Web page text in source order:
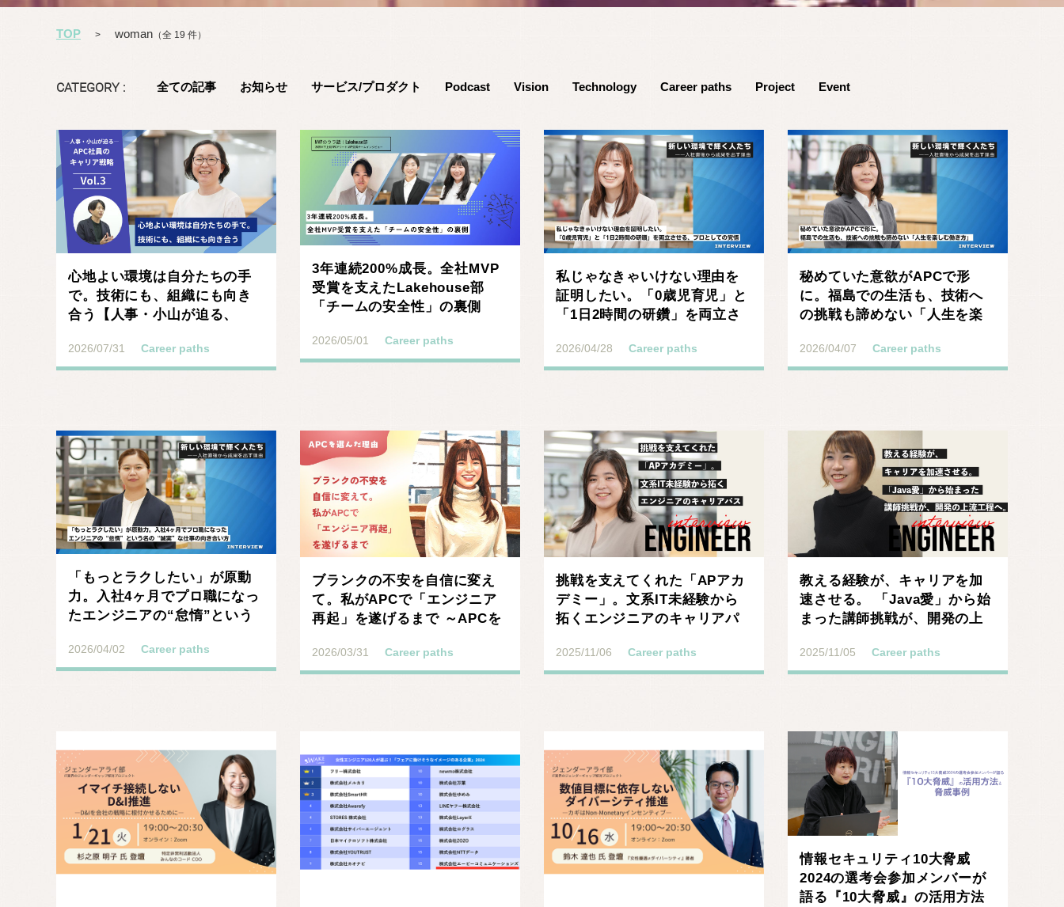
TOP > woman （全 19 件）
CATEGORY : 全ての記事 お知らせ サービス/プロダクト Podcast Vision Technology Career paths Project Event
心地よい環境は自分たちの手
で。技術にも、組織にも向き
合う【人事・小山が迫る、
2026/07/31 Career paths
3年連続200%成長。全社MVP
受賞を支えたLakehouse部
「チームの安全性」の裏側
2026/05/01 Career paths
私じゃなきゃいけない理由を
証明したい。「0歳児育児」と
「1日2時間の研鑽」を両立さ
2026/04/28 Career paths
秘めていた意欲がAPCで形
に。福島での生活も、技術へ
の挑戦も諦めない「人生を楽
2026/04/07 Career paths
「もっとラクしたい」が原動
力。入社4ヶ月でプロ職になっ
たエンジニアの“怠惰”という
2026/04/02 Career paths
ブランクの不安を自信に変え
て。私がAPCで「エンジニア
再起」を遂げるまで ～APCを
2026/03/31 Career paths
挑戦を支えてくれた「APアカ
デミー」。文系IT未経験から
拓くエンジニアのキャリアパ
2025/11/06 Career paths
教える経験が、キャリアを加
速させる。 「Java愛」から始
まった講師挑戦が、開発の上
2025/11/05 Career paths
情報セキュリティ10大脅威
2024の選考会参加メンバーが
語る『10大脅威』の活用方法